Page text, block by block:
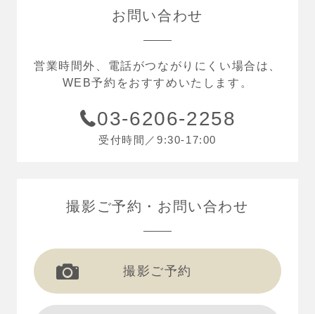
お問い合わせ
営業時間外、電話がつながりにくい場合は、
WEB予約をおすすめいたします。
03-6206-2258
受付時間／9:30-17:00
撮影ご予約 お問い合わせ
撮影ご予約